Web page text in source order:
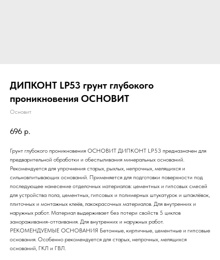
ДИПКОНТ LP53 грунт глубокого
проникновения ОСНОВИТ
Основит
696 р.
Грунт глубокого проникновения ОСНОВИТ ДИПКОНТ LP53 предназначен для
предварительной обработки и обеспыливания минеральных оснований.
Рекомендуется для упрочнения старых, рыхлых, непрочных, мелящихся и
сильновпитывающих оснований. Применяется для подготовки поверхности под
последующее нанесение отделочных материалов: цементных и гипсовых смесей
для устройства пола, цементных, гипсовых и полимерных штукатурок и шпаклёвок,
плиточных и монтажных клеёв, лакокрасочных материалов. Для внутренних и
наружных работ. Материал выдерживает без потери свойств 5 циклов
замораживания-оттаивания. Для внутренних и наружных работ.
РЕКОМЕНДУЕМЫЕ ОСНОВАНИЯ Бетонные, кирпичные, цементные и гипсовые
основания. Особенно рекомендуется для старых, непрочных, мелящихся
оснований, ГКЛ и ГВЛ.